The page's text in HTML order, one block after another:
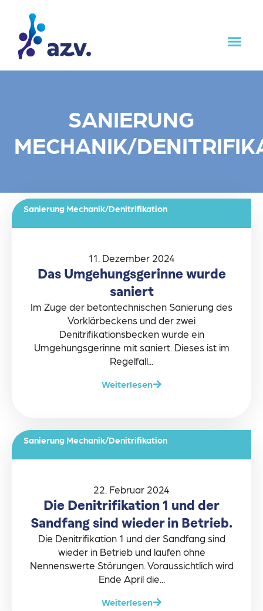
SANIERUNG
MECHANIK/
Sanierung Mechanik/Denitrifikation
11. Dezember 2024
Das Umgehungsgerinne wurde
saniert
Im Zuge der betontechnischen Sanierung des
Vorklärbeckens und der zwei
Denitrifikationsbecken wurde ein
Umgehungsgerinne mit saniert. Dieses ist im
Regelfall...
Weiterlesen
Sanierung Mechanik/Denitrifikation
22. Februar 2024
Die Denitrifikation 1 und der
Sandfang sind wieder in Betrieb.
Die Denitrifikation 1 und der Sandfang sind
wieder in Betrieb und laufen ohne
Nennenswerte Störungen. Voraussichtlich wird
Ende April die...
Weiterlesen